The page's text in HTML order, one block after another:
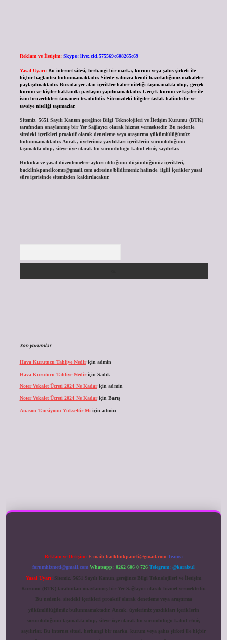
Reklam ve İletişim: Skype: live:.cid.575569c608265c69
Yasal Uyarı: Bu internet sitesi, herhangi bir marka, kurum veya şahıs şirketi ile
hiçbir bağlantısı bulunmamaktadır. Sitede yalnızca kendi hazırladığımız makaleler
paylaşılmaktadır. Burada yer alan içerikler haber niteliği taşımamakta olup, gerçek
kurum ve kişiler hakkında paylaşım yapılmamaktadır. Gerçek kurum ve kişiler ile
isim benzerlikleri tamamen tesadüfidir. Sitemizdeki bilgiler taslak halindedir ve
tavsiye niteliği taşımazlar.
Sitemiz, 5651 Sayılı Kanun gereğince Bilgi Teknolojileri ve İletişim Kurumu (BTK)
tarafından onaylanmış bir Yer Sağlayıcı olarak hizmet vermektedir. Bu nedenle,
sitedeki içerikleri proaktif olarak denetleme veya araştırma yükümlülüğümüz
bulunmamaktadır. Ancak, üyelerimiz yazdıkları içeriklerin sorumluluğunu
taşımakta olup, siteye üye olarak bu sorumluluğu kabul etmiş sayılırlar.
Hukuka ve yasal düzenlemelere aykırı olduğunu düşündüğünüz içerikleri,
backlinkpanelicomtr@gmail.comadresine bildirmeniz halinde, ilgili içerikler yasal
süre içerisinde sitemizden kaldırılacaktır.
Son yorumlar
Hava Kurutucu Tahliye Nediriçin admin
Hava Kurutucu Tahliye Nediriçin Sadık
Noter Vekalet Ücreti 2024 Ne Kadariçin admin
Noter Vekalet Ücreti 2024 Ne Kadariçin Barış
Anason Tansiyonu Yükseltir Mi için admin
Reklam ve İletişim: E-mail: backlinkpaneli@gmail.com Teams:
forumhizmeti@gmail.com Whatsapp: 0262 606 0 726 Telegram: @karabul
Yasal Uyarı: Sitemiz, 5651 Sayılı Kanun gereğince Bilgi Teknolojileri ve İletişim
Kurumu (BTK) tarafından onaylanmış bir Yer Sağlayıcı olarak hizmet vermektedir.
Bu nedenle, sitedeki içerikleri proaktif olarak denetleme veya araştırma
yükümlülüğümüz bulunmamaktadır. Ancak, üyelerimiz yazdıkları içeriklerin
sorumluluğunu taşımakta olup, siteye üye olarak bu sorumluluğu kabul etmiş
sayılırlar. Bu internet sitesi, herhangi bir marka, kurum veya şahıs şirketi ile hiçbir